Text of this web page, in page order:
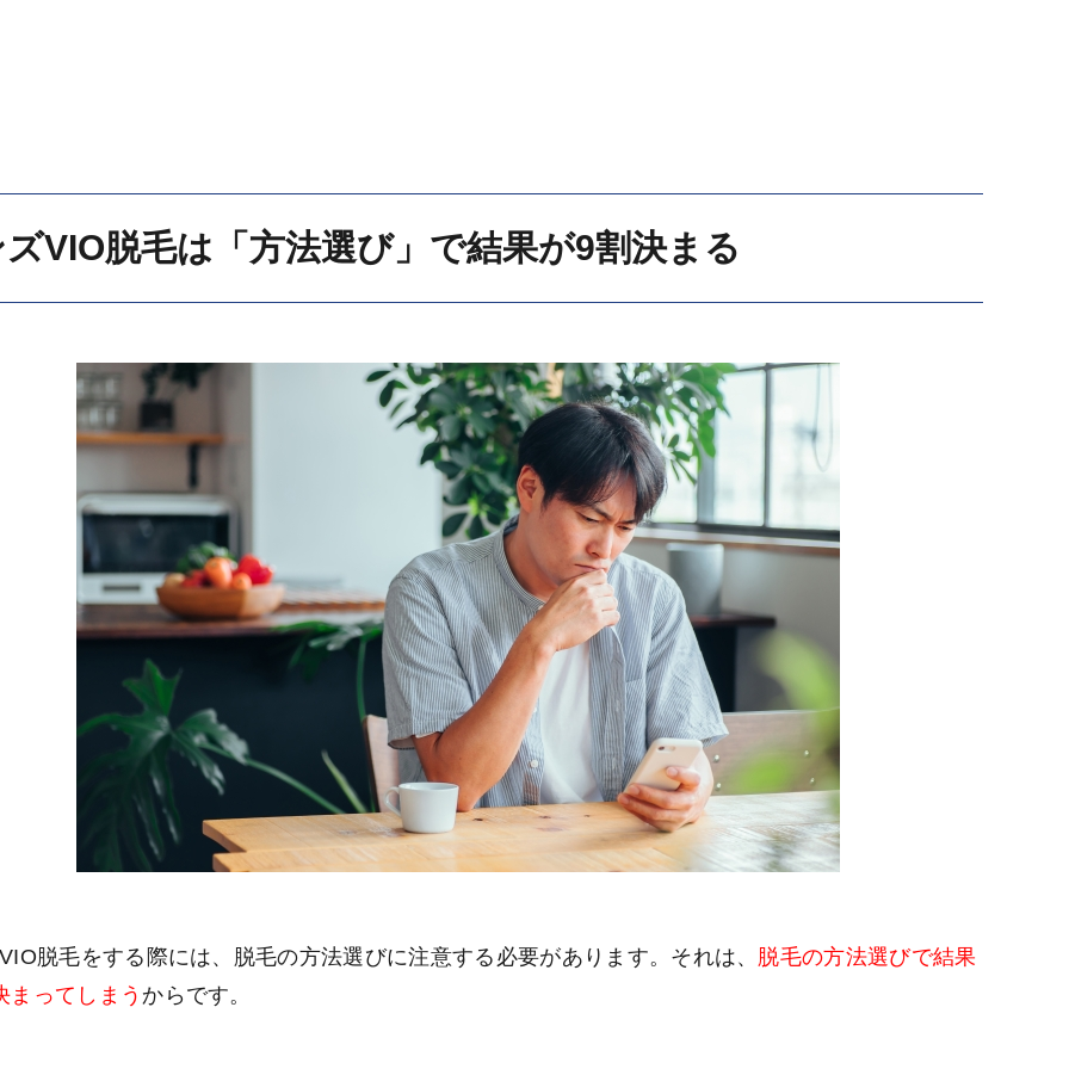
VIO脱毛は「方法選び」で結果が9割決まる
脱毛をする際には、脱毛の方法選びに注意する必要があります。それは、 脱毛の方法選びで結果
まってしまうからです。